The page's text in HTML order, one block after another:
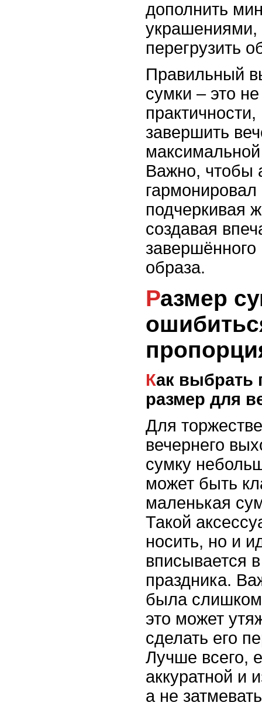
дополнить
украшениями,
перегрузить
Правильный
сумки – это
завершить
Важно, чтобы
подчеркивая
создавая
завершённого
образа.
Размер сумки: как не
Как выбрать подходящий
размер для
Для
вечернего
сумку
может быть
маленькая
Такой
носить, но и
вписывается
праздника.
была
это может
сделать его
Лучше всего,
аккуратной и
а не